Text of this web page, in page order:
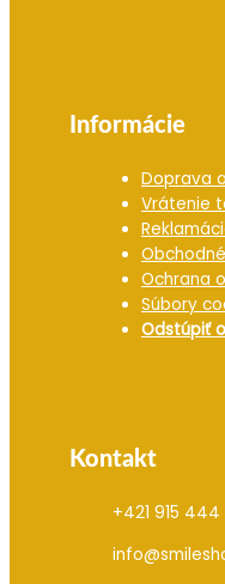
Informácie
Doprava
Vrátenie
Ochrana
Súbory
Odstúpiť
Kontakt
+421 915 444